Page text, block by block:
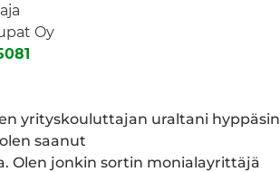
Oy
yrityskouluttajan uraltani hyppäsin
saanut
Olen jonkin sortin monialayrittäjä